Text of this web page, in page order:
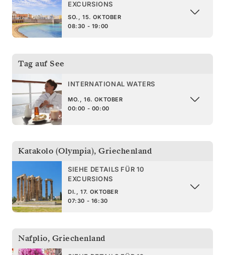
EXCURSIONS
SO., 15. OKTOBER
08:30 - 19:00
Tag auf See
INTERNATIONAL WATERS
MO., 16. OKTOBER
00:00 - 00:00
Katakolo (Olympia), Griechenland
SIEHE DETAILS FÜR 10
EXCURSIONS
DI., 17. OKTOBER
07:30 - 16:30
Nafplio, Griechenland